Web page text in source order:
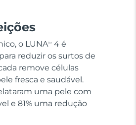
o LUNATM
4 é
reduzir os surtos de
remove células
fresca e saudável.
uma pele com
e 81% uma redução